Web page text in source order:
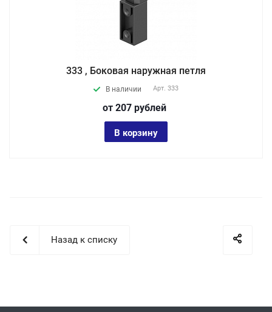
333 , Боковая наружная петля
В наличии Арт. 333
от 207 рублей
В корзину
Назад к списку